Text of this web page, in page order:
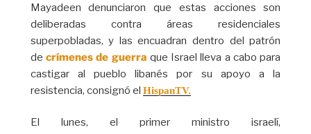
Mayadeen denunciaron que estas acciones son
deliberadas contra áreas residenciales
superpobladas, y las encuadran dentro del patrón
de crímenes de guerra que Israel lleva a cabo para
castigar al pueblo libanés por su apoyo a la
resistencia, consignó el HispanTV.
El lunes, el primer ministro israelí,